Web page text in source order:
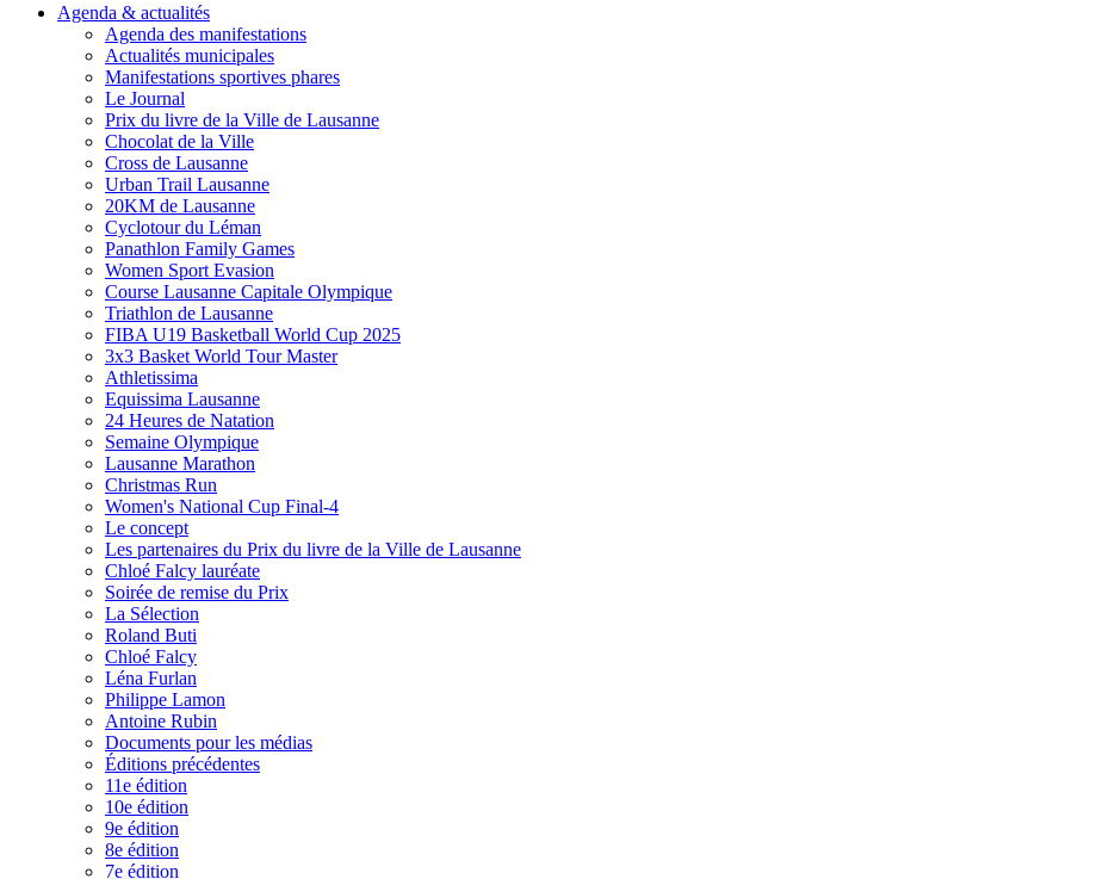
Agenda & actualités
Agenda des manifestations
Actualités municipales
Manifestations sportives phares
Le Journal
Prix du livre de la Ville de Lausanne
Chocolat de la Ville
Cross de Lausanne
Urban Trail Lausanne
20KM de Lausanne
Cyclotour du Léman
Panathlon Family Games
Women Sport Evasion
Course Lausanne Capitale Olympique
Triathlon de Lausanne
FIBA U19 Basketball World Cup 2025
3x3 Basket World Tour Master
Athletissima
Equissima Lausanne
24 Heures de Natation
Semaine Olympique
Lausanne Marathon
Christmas Run
Women's National Cup Final-4
Le concept
Les partenaires du Prix du livre de la Ville de Lausanne
Chloé Falcy lauréate
Soirée de remise du Prix
La Sélection
Roland Buti
Chloé Falcy
Léna Furlan
Philippe Lamon
Antoine Rubin
Documents pour les médias
Éditions précédentes
11e édition
10e édition
9e édition
8e édition
7e édition